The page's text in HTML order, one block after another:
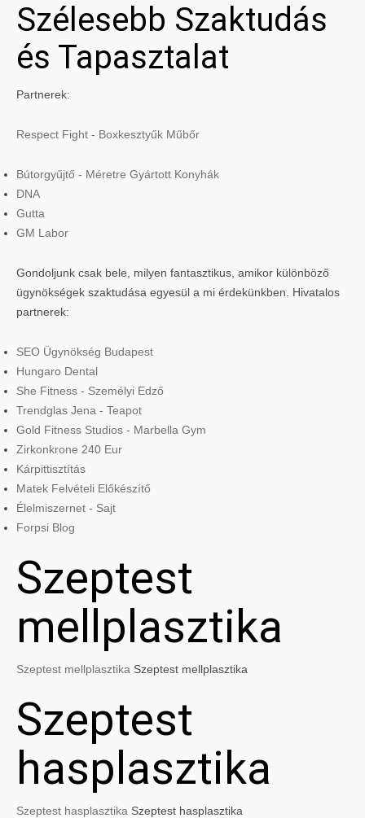
Szélesebb Szaktudás
és Tapasztalat
Partnerek:
Respect Fight - Boxkesztyűk Műbőr
Bútorgyűjtő - Méretre Gyártott Konyhák
DNA
Gutta
GM Labor
Gondoljunk csak bele, milyen fantasztikus, amikor különböző
ügynökségek szaktudása egyesül a mi érdekünkben. Hivatalos
partnerek:
SEO Ügynökség Budapest
Hungaro Dental
She Fitness - Személyi Edző
Trendglas Jena - Teapot
Gold Fitness Studios - Marbella Gym
Zirkonkrone 240 Eur
Kárpittisztítás
Matek Felvételi Előkészítő
Élelmiszernet - Sajt
Forpsi Blog
Szeptest
mellplasztika
Szeptest mellplasztika Szeptest mellplasztika
Szeptest
hasplasztika
Szeptest hasplasztika Szeptest hasplasztika